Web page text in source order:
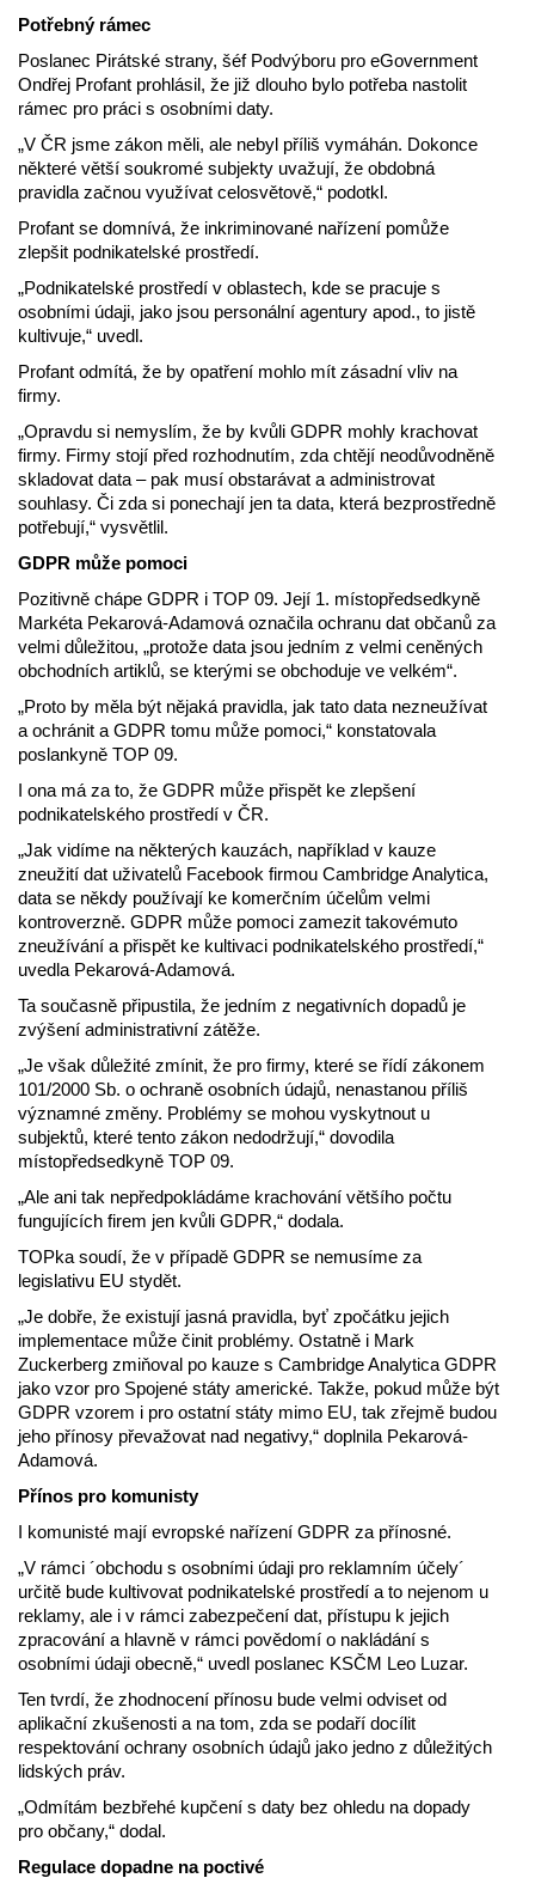
Potřebný rámec
Poslanec Pirátské strany, šéf Podvýboru pro eGovernment
Ondřej Profant prohlásil, že již dlouho bylo potřeba nastolit
rámec pro práci s osobními daty.
„V ČR jsme zákon měli, ale nebyl příliš vymáhán. Dokonce
některé větší soukromé subjekty uvažují, že obdobná
pravidla začnou využívat celosvětově,“ podotkl.
Profant se domnívá, že inkriminované nařízení pomůže
zlepšit podnikatelské prostředí.
„Podnikatelské prostředí v oblastech, kde se pracuje s
osobními údaji, jako jsou personální agentury apod., to jistě
kultivuje,“ uvedl.
Profant odmítá, že by opatření mohlo mít zásadní vliv na
firmy.
„Opravdu si nemyslím, že by kvůli GDPR mohly krachovat
firmy. Firmy stojí před rozhodnutím, zda chtějí neodůvodněně
skladovat data – pak musí obstarávat a administrovat
souhlasy. Či zda si ponechají jen ta data, která bezprostředně
potřebují,“ vysvětlil.
GDPR může pomoci
Pozitivně chápe GDPR i TOP 09. Její 1. místopředsedkyně
Markéta Pekarová-Adamová označila ochranu dat občanů za
velmi důležitou, „protože data jsou jedním z velmi ceněných
obchodních artiklů, se kterými se obchoduje ve velkém“.
„Proto by měla být nějaká pravidla, jak tato data nezneužívat
a ochránit a GDPR tomu může pomoci,“ konstatovala
poslankyně TOP 09.
I ona má za to, že GDPR může přispět ke zlepšení
podnikatelského prostředí v ČR.
„Jak vidíme na některých kauzách, například v kauze
zneužití dat uživatelů Facebook firmou Cambridge Analytica,
data se někdy používají ke komerčním účelům velmi
kontroverzně. GDPR může pomoci zamezit takovémuto
zneužívání a přispět ke kultivaci podnikatelského prostředí,“
uvedla Pekarová-Adamová.
Ta současně připustila, že jedním z negativních dopadů je
zvýšení administrativní zátěže.
„Je však důležité zmínit, že pro firmy, které se řídí zákonem
101/2000 Sb. o ochraně osobních údajů, nenastanou příliš
významné změny. Problémy se mohou vyskytnout u
subjektů, které tento zákon nedodržují,“ dovodila
místopředsedkyně TOP 09.
„Ale ani tak nepředpokládáme krachování většího počtu
fungujících firem jen kvůli GDPR,“ dodala.
TOPka soudí, že v případě GDPR se nemusíme za
legislativu EU stydět.
„Je dobře, že existují jasná pravidla, byť zpočátku jejich
implementace může činit problémy. Ostatně i Mark
Zuckerberg zmiňoval po kauze s Cambridge Analytica GDPR
jako vzor pro Spojené státy americké. Takže, pokud může být
GDPR vzorem i pro ostatní státy mimo EU, tak zřejmě budou
jeho přínosy převažovat nad negativy,“ doplnila Pekarová-
Adamová.
Přínos pro komunisty
I komunisté mají evropské nařízení GDPR za přínosné.
„V rámci ´obchodu s osobními údaji pro reklamním účely´
určitě bude kultivovat podnikatelské prostředí a to nejenom u
reklamy, ale i v rámci zabezpečení dat, přístupu k jejich
zpracování a hlavně v rámci povědomí o nakládání s
osobními údaji obecně,“ uvedl poslanec KSČM Leo Luzar.
Ten tvrdí, že zhodnocení přínosu bude velmi odviset od
aplikační zkušenosti a na tom, zda se podaří docílit
respektování ochrany osobních údajů jako jedno z důležitých
lidských práv.
„Odmítám bezbřehé kupčení s daty bez ohledu na dopady
pro občany,“ dodal.
Regulace dopadne na poctivé